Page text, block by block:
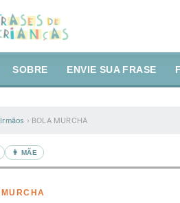
SOBRE ENVIE SUA FRASE
› BOLA MURCHA
👩 MÃE